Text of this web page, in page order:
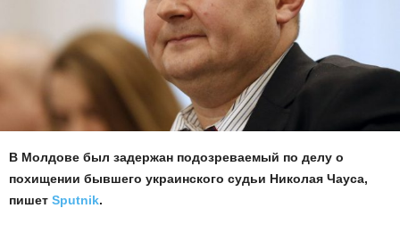
В Молдове был задержан подозреваемый по делу о
похищении бывшего украинского судьи Николая Чауса,
пишет Sputnik.